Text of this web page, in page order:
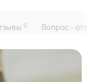
0 Вопрос -